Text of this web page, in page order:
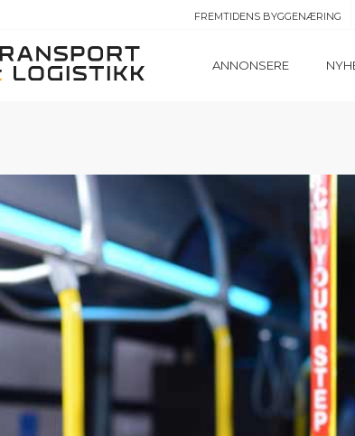
FREMTIDENS BYGGENÆRING
ANNONSERE